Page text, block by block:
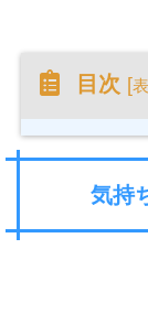
目次 [
気持